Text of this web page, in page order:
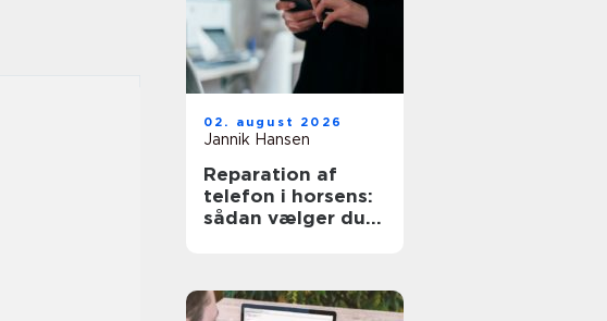
02. august 2026
Jannik Hansen
Reparation af
telefon i horsens:
sådan vælger du